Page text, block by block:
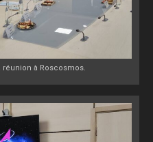
réunion à Roscosmos.